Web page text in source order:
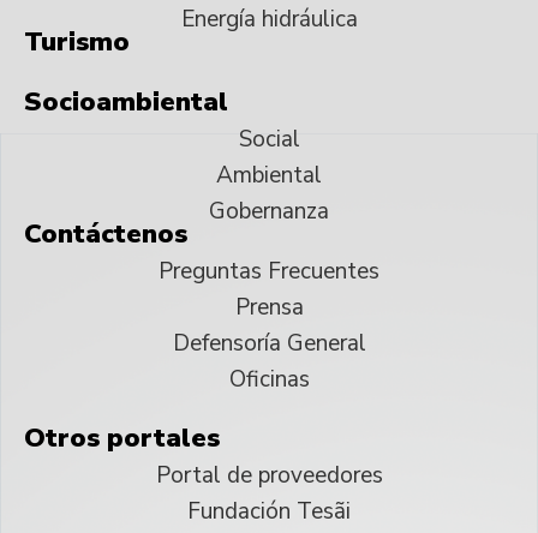
Energía hidráulica
Turismo
Socioambiental
Social
Ambiental
Gobernanza
Contáctenos
Preguntas Frecuentes
Prensa
Defensoría General
Oficinas
Otros portales
Portal de proveedores
Fundación Tesãi